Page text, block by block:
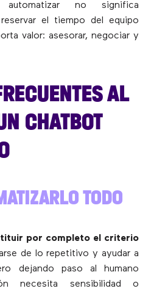
no significa
el tiempo del equipo
valor: asesorar, negociar y
AL
CHATBOT
TODO
por completo el criterio
de lo repetitivo y ayudar a
dejando paso al humano
necesita sensibilidad o